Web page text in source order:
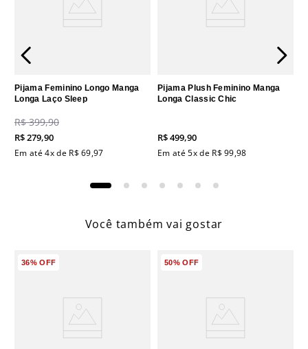
Pijama Feminino Longo Manga
Longa Laço Sleep
R$ 399,90
R$279,90
Em até4x de R$ 69,97
Pijama Plush Feminino Manga
Longa Classic Chic
R$499,90
Em até5x de R$ 99,98
Você também vai gostar
36%OFF 50%OFF